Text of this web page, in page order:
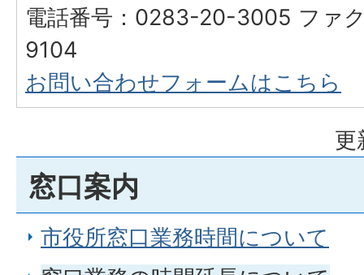
電話番号：0283-20-3005 ファ
9104
お問い合わせフォームはこちら
更
窓口案内
市役所窓口業務時間について